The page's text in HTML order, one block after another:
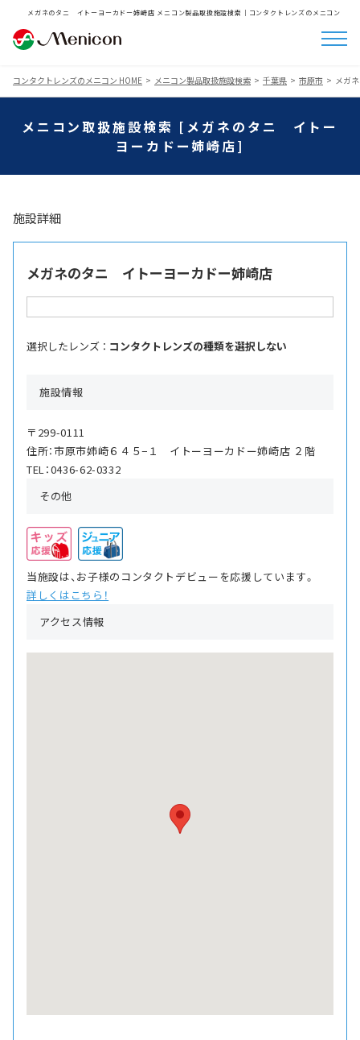
メガネのタニ イトーヨーカドー姉崎店 メニコン製品取扱施設検索│コンタクトレンズのメニコン
コンタクトレンズのメニコン HOME メニコン製品取扱施設検索 千葉県 市原市 メガ
メニコン取扱施設検索 [メガネのタニ イトー
ヨーカドー姉崎店]
施設詳細
メガネのタニ イトーヨーカドー姉崎店
選択したレンズ ： コンタクトレンズの種類を選択しない
施設情報
〒299-0111
住所：市原市姉崎６４５−１ イトーヨーカドー姉崎店 ２階
TEL：0436-62-0332
その他
当施設は、お子様のコンタクトデビューを応援しています。
詳しくはこちら！
アクセス情報